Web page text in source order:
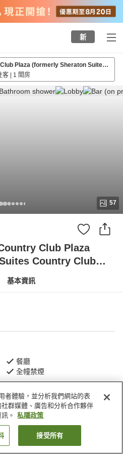
新
Plaza (formerly Sheraton Suites
客 | 1 間房
57
Club Plaza
Country Club
基本資訊
餐廳
全幢禁煙
遜縣
(formerly Sheraton Suites Country
客房
者體驗，並分析我們網站的表
群媒體、廣告和分析合作夥伴
。
私隱政策
接受所有